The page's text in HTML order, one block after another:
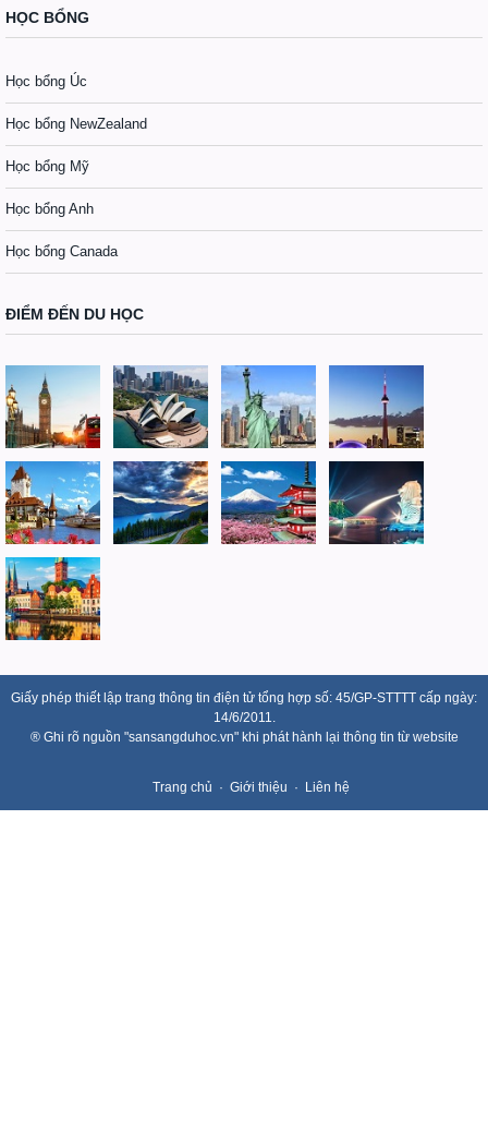
HỌC BỔNG
Học bổng Úc
Học bổng NewZealand
Học bổng Mỹ
Học bổng Anh
Học bổng Canada
ĐIỂM ĐẾN DU HỌC
Giấy phép thiết lập trang thông tin điện tử tổng hợp số: 45/GP-STTTT cấp ngày:
14/6/2011.
® Ghi rõ nguồn "sansangduhoc.vn" khi phát hành lại thông tin từ website
Trang chủ Giới thiệu Liên hệ